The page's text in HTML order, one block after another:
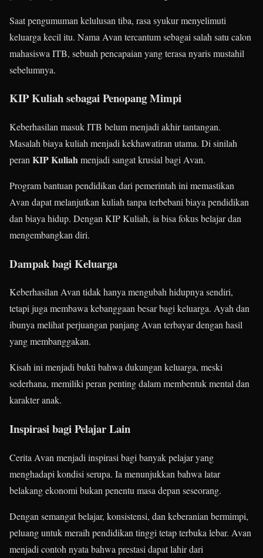
Saat pengumuman kelulusan tiba, rasa syukur menyelimuti
keluarga kecil itu. Nama Avan tercantum sebagai salah satu calon
mahasiswa ITB, sebuah pencapaian yang terasa nyaris mustahil
sebelumnya.
KIP Kuliah sebagai Penopang Mimpi
Keberhasilan masuk ITB belum menjadi akhir tantangan.
Masalah biaya kuliah menjadi kekhawatiran utama. Di sinilah
peran KIP Kuliahmenjadi sangat krusial bagi Avan.
Program bantuan pendidikan dari pemerintah ini memastikan
Avan dapat melanjutkan kuliah tanpa terbebani biaya pendidikan
dan biaya hidup. Dengan KIP Kuliah, ia bisa fokus belajar dan
mengembangkan diri.
Dampak bagi Keluarga
Keberhasilan Avan tidak hanya mengubah hidupnya sendiri,
tetapi juga membawa kebanggaan besar bagi keluarga. Ayah dan
ibunya melihat perjuangan panjang Avan terbayar dengan hasil
yang membanggakan.
Kisah ini menjadi bukti bahwa dukungan keluarga, meski
sederhana, memiliki peran penting dalam membentuk mental dan
karakter anak.
Inspirasi bagi Pelajar Lain
Cerita Avan menjadi inspirasi bagi banyak pelajar yang
menghadapi kondisi serupa. Ia menunjukkan bahwa latar
belakang ekonomi bukan penentu masa depan seseorang.
Dengan semangat belajar, konsistensi, dan keberanian bermimpi,
peluang untuk meraih pendidikan tinggi tetap terbuka lebar. Avan
menjadi contoh nyata bahwa prestasi dapat lahir dari